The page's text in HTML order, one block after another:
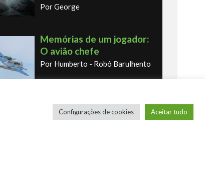
Por George
Memórias de um jogador:
O avião chefe
Por Humberto - Robô Barulhento
Memórias de um jogador:
o primeiro fliperama
Configurações de cookies Aceitar tudo